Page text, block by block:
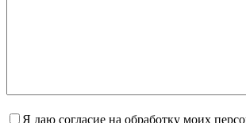
Я даю согласие на обработку моих